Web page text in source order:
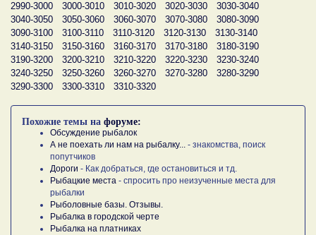
2990-3000
3000-3010 3010-3020 3020-3030
3030-3040
3040-3050
3050-3060 3060-3070 3070-3080
3080-3090
3090-3100
3100-3110 3110-3120 3120-3130
3130-3140
3140-3150
3150-3160 3160-3170 3170-3180
3180-3190
3190-3200
3200-3210 3210-3220 3220-3230
3230-3240
3240-3250
3250-3260 3260-3270 3270-3280
3280-3290
3290-3300
3300-3310 3310-3320
Похожие темы на форуме:
Обсуждение рыбалок
А не поехать ли нам на рыбалку... - знакомства, поиск
попутчиков
Дороги - Как добраться, где остановиться и тд.
Рыбацкие места - спросить про неизученные места для
рыбалки
Рыболовные базы. Отзывы.
Рыбалка в городской черте
Рыбалка на платниках